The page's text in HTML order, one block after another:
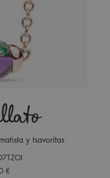
y tsavoritas
€